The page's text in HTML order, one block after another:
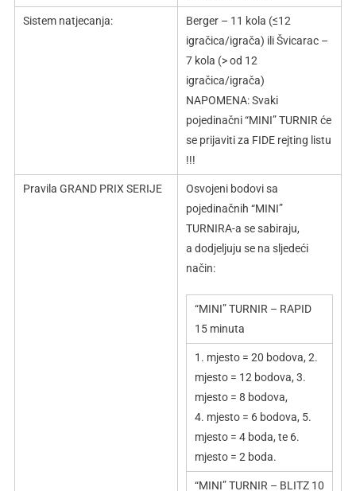
Sistem natjecanja:
Berger – 11 kola (≤12
igračica/igrača) ili Švicarac –
7 kola (> od 12
igračica/igrača)
NAPOMENA: Svaki
pojedinačni “MINI” TURNIR će
se prijaviti za FIDE rejting listu
!!!
Pravila GRAND PRIX SERIJE
Osvojeni bodovi sa
pojedinačnih “MINI”
TURNIRA-a se sabiraju,
a dodjeljuju se na sljedeći
način:
“MINI” TURNIR – RAPID
15 minuta
1. mjesto = 20 bodova, 2.
mjesto = 12 bodova, 3.
mjesto = 8 bodova,
4. mjesto = 6 bodova, 5.
mjesto = 4 boda, te 6.
mjesto = 2 boda.
“MINI” TURNIR – BLITZ 10